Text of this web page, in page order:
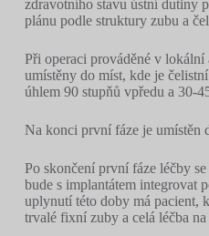
zdravotního stavu ústní dutiny
plánu podle struktury zubu a
Při operaci prováděné v lokální
umístěny do míst, kde je
úhlem 90 stupňů vpředu a 30-
Na konci první fáze je umístěn
Po skončení první fáze léčby
bude s implantátem integrovat
uplynutí této doby má pacient,
trvalé fixní zuby a celá léčba